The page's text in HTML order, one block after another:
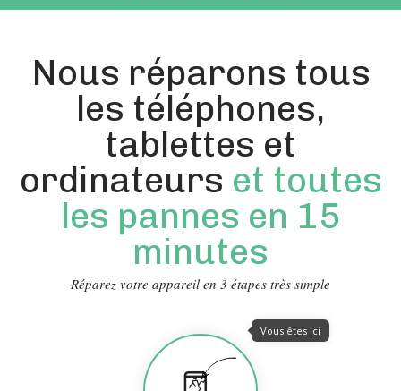
Nous réparons tous
les téléphones,
tablettes et
ordinateurs et toutes
les pannes en 15
minutes
Réparez votre appareil en 3 étapes très simple
Vous êtes ici